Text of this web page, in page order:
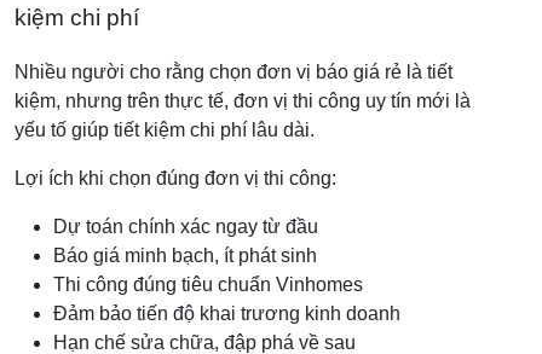
kiệm chi phí
Nhiều người cho rằng chọn đơn vị báo giá rẻ là tiết
kiệm, nhưng trên thực tế, đơn vị thi công uy tín mới là
yếu tố giúp tiết kiệm chi phí lâu dài.
Lợi ích khi chọn đúng đơn vị thi công:
Dự toán chính xác ngay từ đầu
Báo giá minh bạch, ít phát sinh
Thi công đúng tiêu chuẩn Vinhomes
Đảm bảo tiến độ khai trương kinh doanh
Hạn chế sửa chữa, đập phá về sau